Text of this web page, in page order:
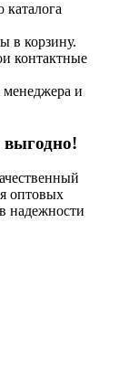
в корзину.
контактные
и
выгодно!
оптовых
надежности